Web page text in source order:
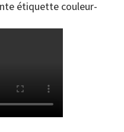
étiquette couleur-